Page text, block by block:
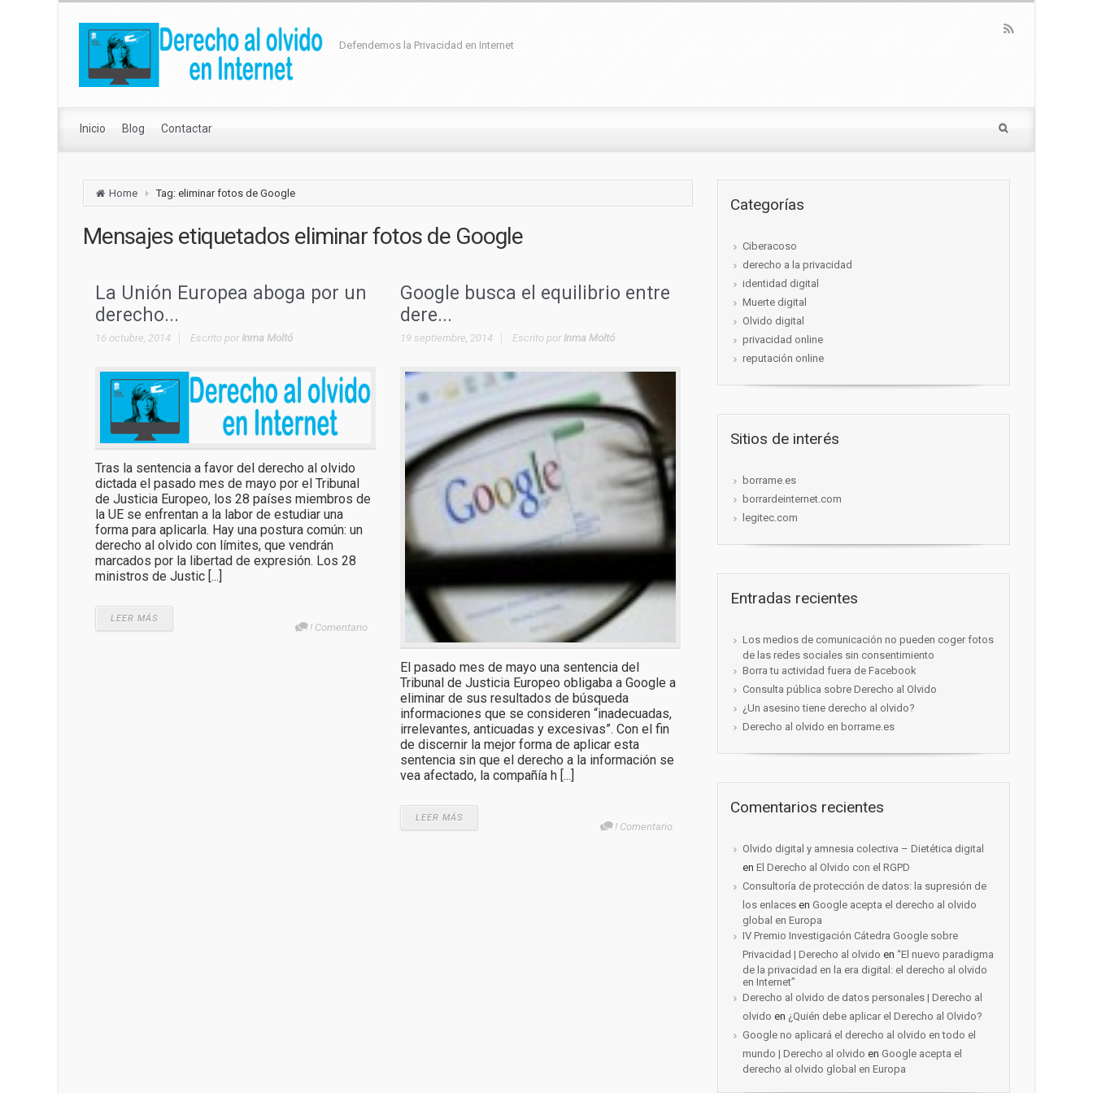
Defendemos la Privacidad en Internet
Inicio Blog Contactar
Home Tag: eliminar fotos de Google
Mensajes etiquetados eliminar fotos de Google
La Unión Europea aboga por un
derecho...
16 octubre, 2014 Escrito por Inma Moltó
Tras la sentencia a favor del derecho al olvido
dictada el pasado mes de mayo por el Tribunal
de Justicia Europeo, los 28 países miembros de
la UE se enfrentan a la labor de estudiar una
forma para aplicarla. Hay una postura común: un
derecho al olvido con límites, que vendrán
marcados por la libertad de expresión. Los 28
ministros de Justic [...]
LEER MÁS
! Comentario
Google busca el equilibrio entre
dere...
19 septiembre, 2014 Escrito por Inma Moltó
El pasado mes de mayo una sentencia del
Tribunal de Justicia Europeo obligaba a Google a
eliminar de sus resultados de búsqueda
informaciones que se consideren “inadecuadas,
irrelevantes, anticuadas y excesivas”. Con el fin
de discernir la mejor forma de aplicar esta
sentencia sin que el derecho a la información se
vea afectado, la compañía h [...]
LEER MÁS
! Comentario
Categorías
Ciberacoso
derecho a la privacidad
identidad digital
Muerte digital
Olvido digital
privacidad online
reputación online
Sitios de interés
borrame.es
borrardeinternet.com
legitec.com
Entradas recientes
Los medios de comunicación no pueden coger fotos
de las redes sociales sin consentimiento
Borra tu actividad fuera de Facebook
Consulta pública sobre Derecho al Olvido
¿Un asesino tiene derecho al olvido?
Derecho al olvido en borrame.es
Comentarios recientes
Olvido digital y amnesia colectiva – Dietética digital
en El Derecho al Olvido con el RGPD
Consultoría de protección de datos: la supresión de
los enlaces en Google acepta el derecho al olvido
global en Europa
IV Premio Investigación Cátedra Google sobre
Privacidad | Derecho al olvido en “El nuevo paradigma
de la privacidad en la era digital: el derecho al olvido
en Internet”
Derecho al olvido de datos personales | Derecho al
olvido en ¿Quién debe aplicar el Derecho al Olvido?
Google no aplicará el derecho al olvido en todo el
mundo | Derecho al olvido en Google acepta el
derecho al olvido global en Europa